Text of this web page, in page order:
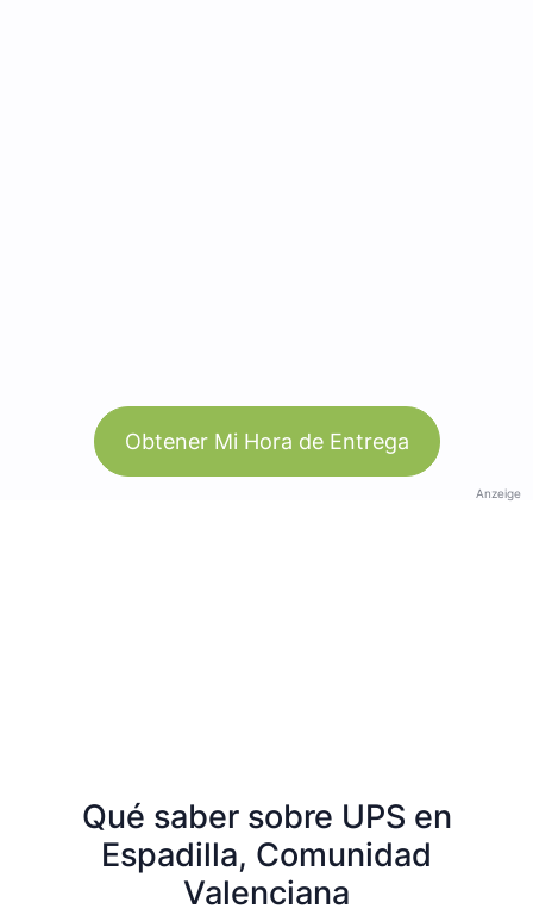
Obtener Mi Hora de Entrega
Anzeige
Qué saber sobre UPS en
Espadilla, Comunidad
Valenciana